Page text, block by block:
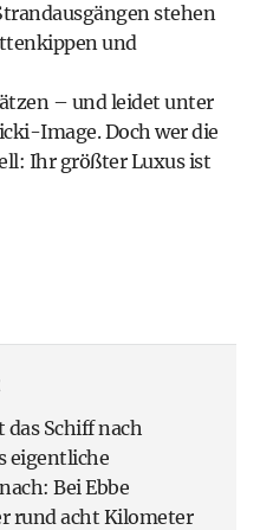
stehen
und
– und leidet unter
Image. Doch wer die
Ihr größter Luxus ist
Schiff nach
eigentliche
Bei Ebbe
rund acht Kilometer